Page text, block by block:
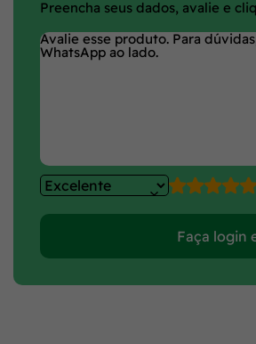
Preencha seus dados, avalie e
Faça login